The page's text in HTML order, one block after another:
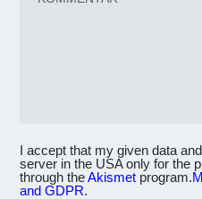
I accept that my given data
server in the USA only for the
through theAkismet program.
and GDPR.